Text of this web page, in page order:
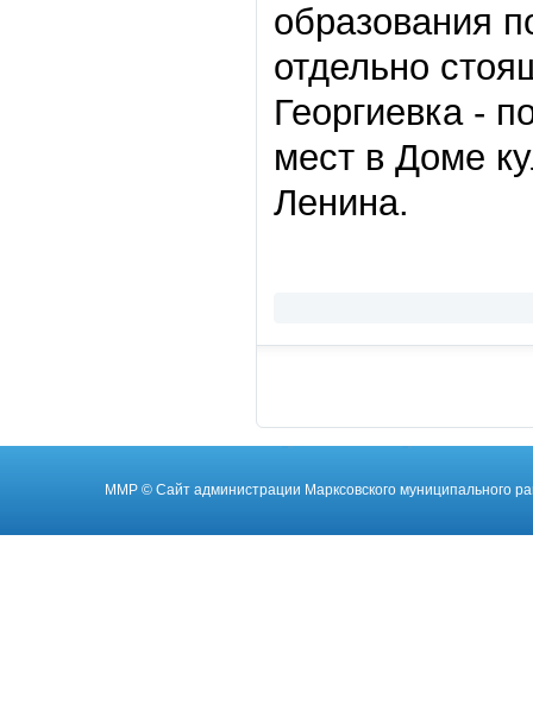
образования
отдельно
Георгиевка -
мест в Доме
Ленина.
ММР © Cайт администрации Марксовского муниципального